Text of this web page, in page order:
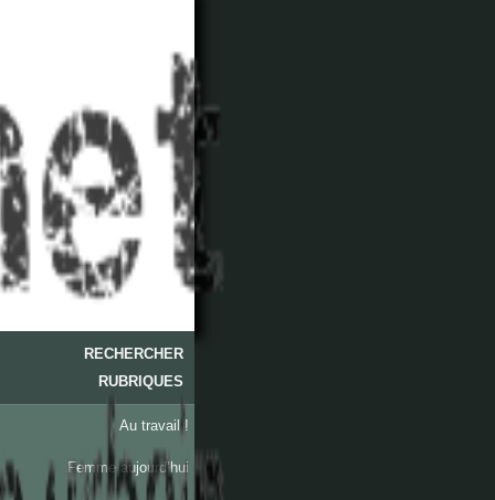
RECHERCHER
RUBRIQUES
Au travail !
Femme aujourd’hui